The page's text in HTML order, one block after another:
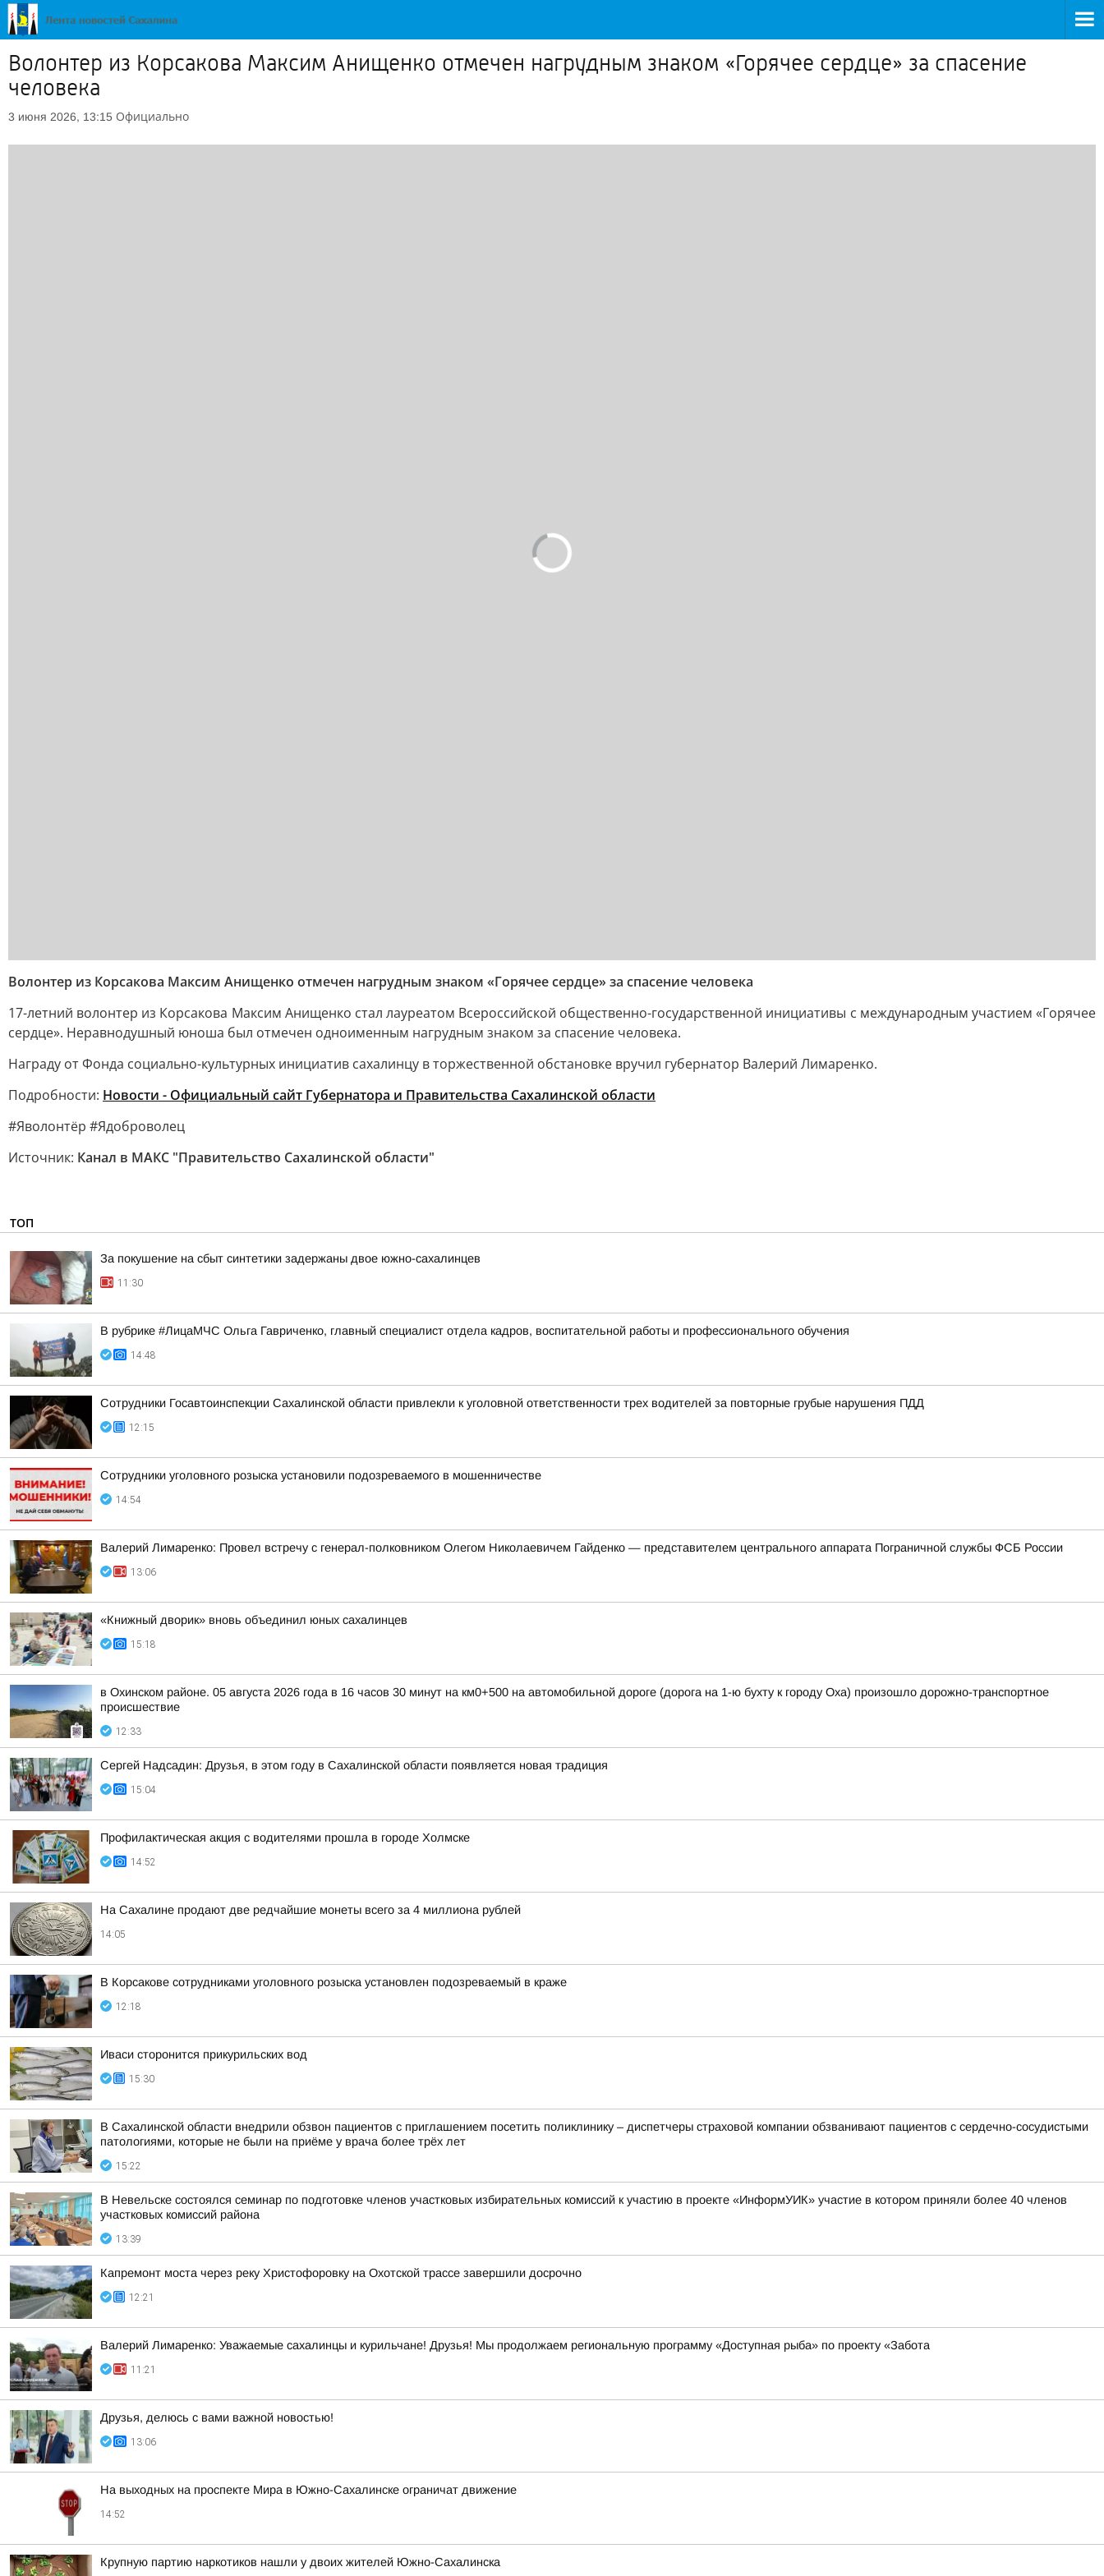
Волонтер из Корсакова Максим Анищенко отмечен нагрудным знаком «Горячее сердце» за спасение
человека
3 июня 2026, 13:15 Официально
Волонтер из Корсакова Максим Анищенко отмечен нагрудным знаком «Горячее сердце» за спасение человека
17-летний волонтер из Корсакова Максим Анищенко стал лауреатом Всероссийской общественно-государственной инициативы с международным участием «Горячее
сердце». Неравнодушный юноша был отмечен одноименным нагрудным знаком за спасение человека.
Награду от Фонда социально-культурных инициатив сахалинцу в торжественной обстановке вручил губернатор Валерий Лимаренко.
Подробности: Новости - Официальный сайт Губернатора и Правительства Сахалинской области
#Яволонтёр #Ядоброволец
Источник: Канал в МАКС "Правительство Сахалинской области"
ТОП
За покушение на сбыт синтетики задержаны двое южно-сахалинцев
11:30
В рубрике #ЛицаМЧС Ольга Гавриченко, главный специалист отдела кадров, воспитательной работы и профессионального обучения
14:48
Сотрудники Госавтоинспекции Сахалинской области привлекли к уголовной ответственности трех водителей за повторные грубые нарушения ПДД
12:15
Сотрудники уголовного розыска установили подозреваемого в мошенничестве
14:54
Валерий Лимаренко: Провел встречу с генерал-полковником Олегом Николаевичем Гайденко — представителем центрального аппарата Пограничной службы ФСБ России
13:06
«Книжный дворик» вновь объединил юных сахалинцев
15:18
в Охинском районе. 05 августа 2026 года в 16 часов 30 минут на км0+500 на автомобильной дороге (дорога на 1-ю бухту к городу Оха) произошло дорожно-транспортное
происшествие
12:33
Сергей Надсадин: Друзья, в этом году в Сахалинской области появляется новая традиция
15:04
Профилактическая акция с водителями прошла в городе Холмске
14:52
На Сахалине продают две редчайшие монеты всего за 4 миллиона рублей
14:05
В Корсакове сотрудниками уголовного розыска установлен подозреваемый в краже
12:18
Иваси сторонится прикурильских вод
15:30
В Сахалинской области внедрили обзвон пациентов с приглашением посетить поликлинику – диспетчеры страховой компании обзванивают пациентов с сердечно-сосудистыми
патологиями, которые не были на приёме у врача более трёх лет
15:22
В Невельске состоялся семинар по подготовке членов участковых избирательных комиссий к участию в проекте «ИнформУИК» участие в котором приняли более 40 членов
участковых комиссий района
13:39
Капремонт моста через реку Христофоровку на Охотской трассе завершили досрочно
12:21
Валерий Лимаренко: Уважаемые сахалинцы и курильчане! Друзья! Мы продолжаем региональную программу «Доступная рыба» по проекту «Забота
11:21
Друзья, делюсь с вами важной новостью!
13:06
На выходных на проспекте Мира в Южно-Сахалинске ограничат движение
14:52
Крупную партию наркотиков нашли у двоих жителей Южно-Сахалинска